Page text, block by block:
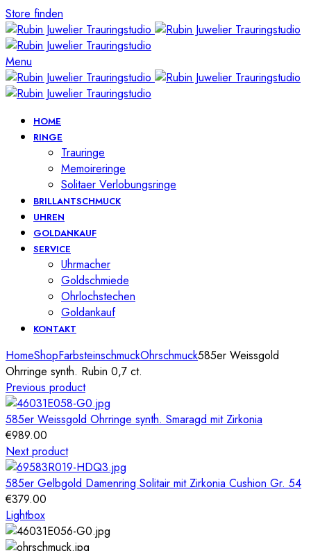
Store finden
Menu
HOME
RINGE
Trauringe
Memoireringe
Solitaer Verlobungsringe
BRILLANTSCHMUCK
UHREN
GOLDANKAUF
SERVICE
Uhrmacher
Goldschmiede
Ohrlochstechen
Goldankauf
KONTAKT
HomeShopFarbsteinschmuckOhrschmuck585er Weissgold
Ohrringe synth. Rubin 0,7 ct.
Previous product
585er Weissgold Ohrringe synth. Smaragd mit Zirkonia
€989.00
Next product
585er Gelbgold Damenring Solitair mit Zirkonia Cushion Gr. 54
€379.00
Lightbox